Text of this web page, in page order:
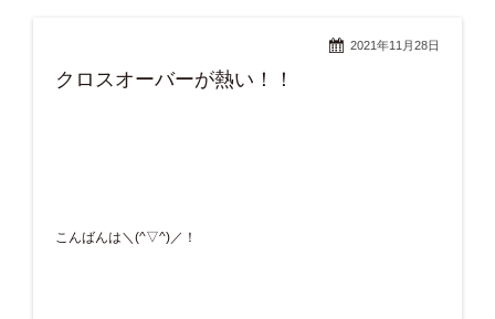
2021年11月28日
クロスオーバーが熱い！！
こんばんは＼(^▽^)／！